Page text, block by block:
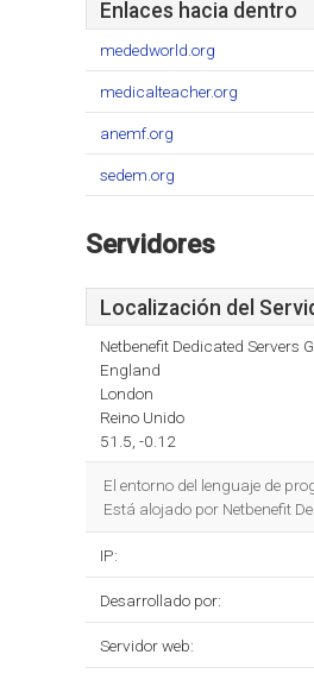
Enlaces hacia dentro
mededworld.org
medicalteacher.org
anemf.org
sedem.org
Servidores
Localización del
Netbenefit Dedicated Servers
England
London
Reino Unido
51.5, -0.12
El entorno del lenguaje de
Está alojado por Netbenefit
IP:
Desarrollado por:
Servidor web: